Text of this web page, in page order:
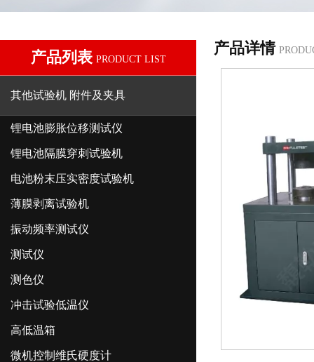
产品列表 PRODUCT LIST
其他试验机 附件及夹具
锂电池膨胀位移测试仪
锂电池隔膜穿刺试验机
电池粉末压实密度试验机
薄膜剥离试验机
振动频率测试仪
测试仪
测色仪
冲击试验低温仪
高低温箱
微机控制维氏硬度计
产品详情